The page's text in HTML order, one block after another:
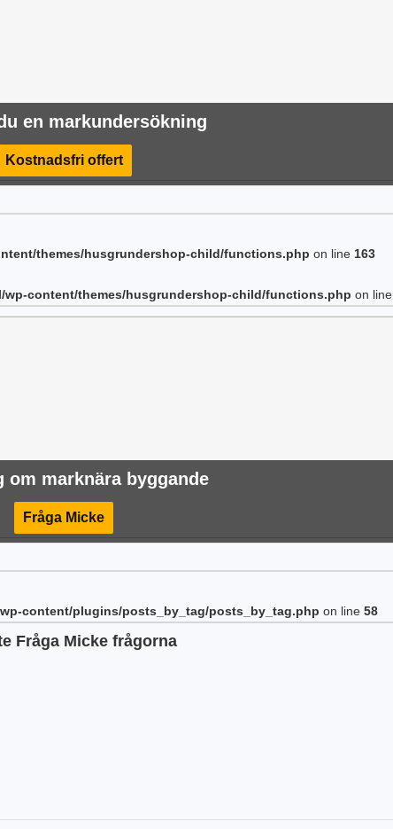
en markundersökning
Kostnadsfri offert
themes/husgrundershop-child/functions.php on line 163
content/themes/husgrundershop-child/functions.php on line
om marknära byggande
Fråga Micke
content/plugins/posts_by_tag/posts_by_tag.php on line 58
Fråga Micke frågorna